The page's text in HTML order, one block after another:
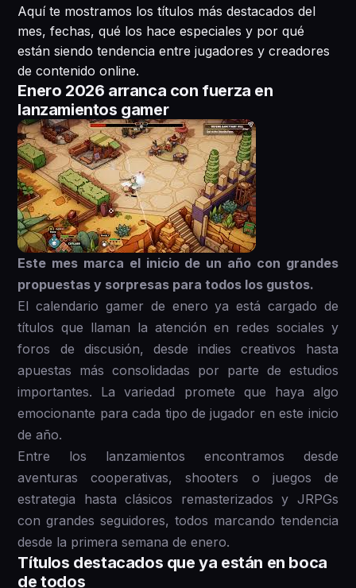
Aquí te mostramos los títulos más destacados del
mes, fechas, qué los hace especiales y por qué
están siendo tendencia entre jugadores y creadores
de contenido online.
Enero 2026 arranca con fuerza en
lanzamientos gamer
Este mes marca el inicio de un año con grandes
propuestas y sorpresas para todos los gustos.
El calendario gamer de enero ya está cargado de
títulos que llaman la atención en redes sociales y
foros de discusión, desde indies creativos hasta
apuestas más consolidadas por parte de estudios
importantes. La variedad promete que haya algo
emocionante para cada tipo de jugador en este inicio
de año.
Entre los lanzamientos encontramos desde
aventuras cooperativas, shooters o juegos de
estrategia hasta clásicos remasterizados y JRPGs
con grandes seguidores, todos marcando tendencia
desde la primera semana de enero.
Títulos destacados que ya están en boca
de todos